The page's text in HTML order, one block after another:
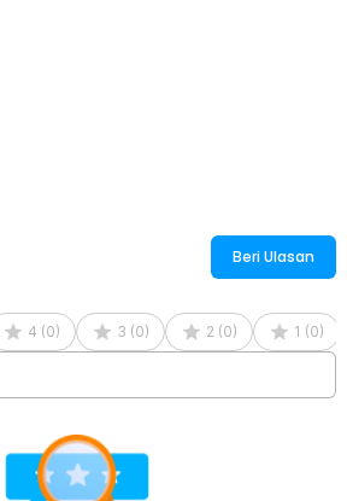
Beri Ulasan
4 (0) 3 (0) 2 (0) 1 (0)